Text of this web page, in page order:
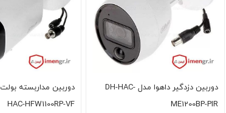
دوربین دزدگیر داهوا مدل DH-HAC-
ME1200BP-PIR
HAC-HFW1100RP-VF